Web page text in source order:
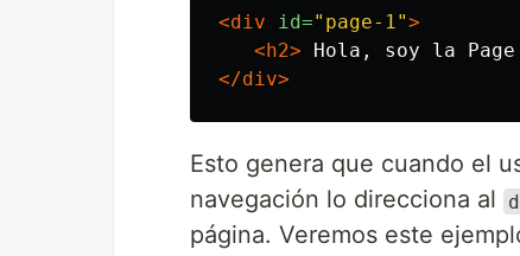
<div id="page-1">
<h2> Hola, soy la
</div>
Esto genera que cuando el
navegación lo direcciona al
página. Veremos este